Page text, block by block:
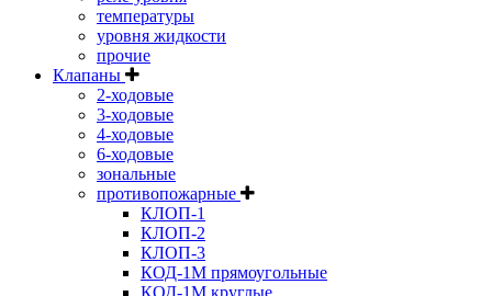
температуры
уровня жидкости
прочие
Клапаны
2-ходовые
3-ходовые
4-ходовые
6-ходовые
зональные
противопожарные
КЛОП-1
КЛОП-2
КЛОП-3
КОД-1М прямоугольные
КОД-1М круглые